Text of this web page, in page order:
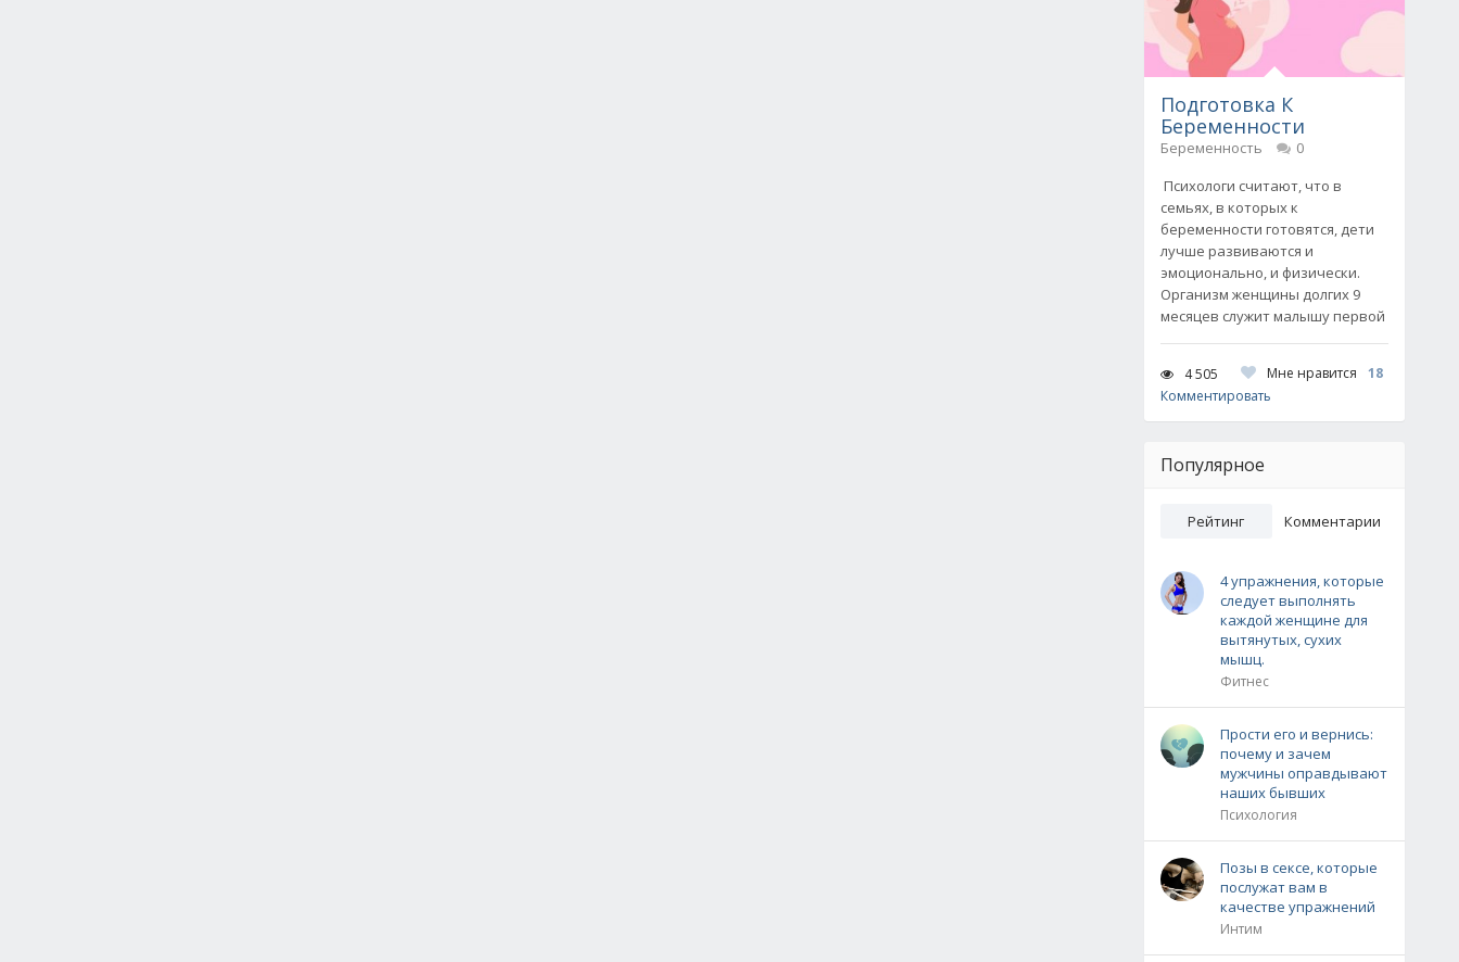
Подготовка К
Беременности
Беременность
0
Психологи считают, что в
семьях, в которых к
беременности готовятся, дети
лучше развиваются и
эмоционально, и физически.
Организм женщины долгих 9
месяцев служит малышу первой
4 505 Мне нравится
18
Комментировать
Популярное
Рейтинг Комментарии
4 упражнения, которые
следует выполнять
каждой женщине для
вытянутых, сухих
мышц.
Фитнес
Прости его и вернись:
почему и зачем
мужчины оправдывают
наших бывших
Психология
Позы в сексе, которые
послужат вам в
качестве упражнений
Интим